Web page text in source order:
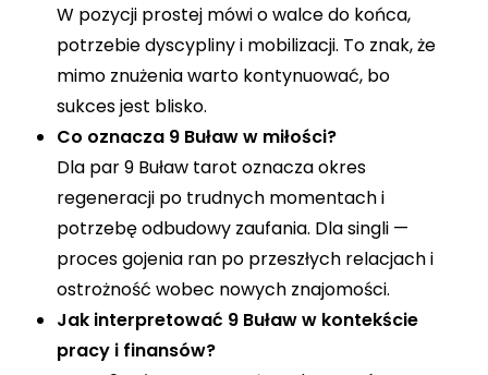
W pozycji prostej mówi o walce do końca,
potrzebie dyscypliny i mobilizacji. To znak, że
mimo znużenia warto kontynuować, bo
sukces jest blisko.
Co oznacza 9 Buław w miłości?
Dla par 9 Buław tarot oznacza okres
regeneracji po trudnych momentach i
potrzebę odbudowy zaufania. Dla singli —
proces gojenia ran po przeszłych relacjach i
ostrożność wobec nowych znajomości.
Jak interpretować 9 Buław w kontekście
pracy i finansów?